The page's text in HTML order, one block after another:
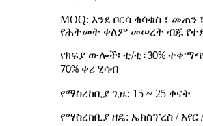
MOQ: እንደ ቦርሳ ቁሳቁስ ፣ መጠን
የሕትመት ቀለም መሠረት ብጁ
የክፍያ ውሎች፡ ቲ/ቲ፣30%
70% ቀሪ ሂሳብ
የማስረከቢያ ጊዜ: 15 ~ 25 ቀናት
የማስረከቢያ ዘዴ: ኤክስፕረስ / አየር